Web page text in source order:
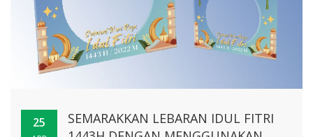
25
SEMARAKKAN LEBARAN IDUL FITRI